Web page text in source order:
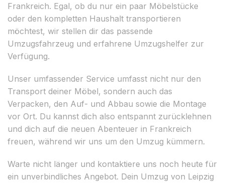
Frankreich. Egal, ob du nur ein paar Möbelstücke
oder den kompletten Haushalt transportieren
möchtest, wir stellen dir das passende
Umzugsfahrzeug und erfahrene Umzugshelfer zur
Verfügung.
Unser umfassender Service umfasst nicht nur den
Transport deiner Möbel, sondern auch das
Verpacken, den Auf- und Abbau sowie die Montage
vor Ort. Du kannst dich also entspannt zurücklehnen
und dich auf die neuen Abenteuer in Frankreich
freuen, während wir uns um den Umzug kümmern.
Warte nicht länger und kontaktiere uns noch heute für
ein unverbindliches Angebot. Dein Umzug von Leipzig